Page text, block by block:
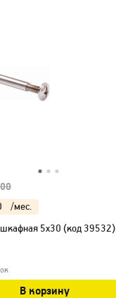
/мес.
5х30 (код 39532)
В корзину